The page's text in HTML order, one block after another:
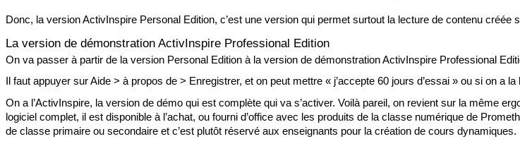
Donc, la version ActivInspire Personal Edition, c’est une version qui permet surtout la lecture de contenu créée
La version de démonstration ActivInspire Professional Edition
On va passer à partir de la version Personal Edition à la version de démonstration ActivInspire Professional
Il faut appuyer sur Aide > à propos de > Enregistrer, et on peut mettre « j’accepte 60 jours d’essai » ou si on
On a l’ActivInspire, la version de démo qui est complète qui va s’activer. Voilà pareil, on revient sur la même
logiciel complet, il est disponible à l’achat, ou fourni d’office avec les produits de la classe numérique de
de classe primaire ou secondaire et c’est plutôt réservé aux enseignants pour la création de cours dynamiques.